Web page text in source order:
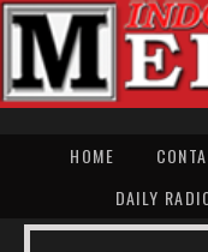
HOME
DAILY